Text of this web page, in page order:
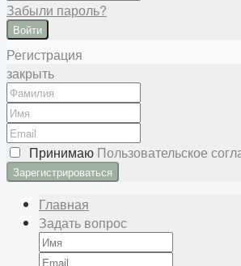
Забыли пароль?
Войти
Регистрация
закрыть
Принимаю Пользовательское
Главная
Задать вопрос